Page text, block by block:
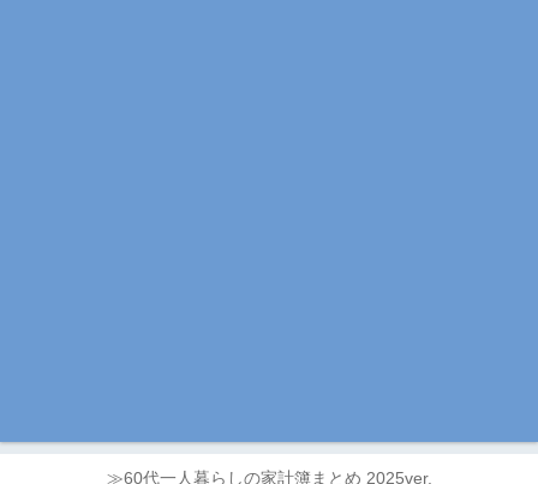
≫60代一人暮らしの家計簿まとめ 2025ver.